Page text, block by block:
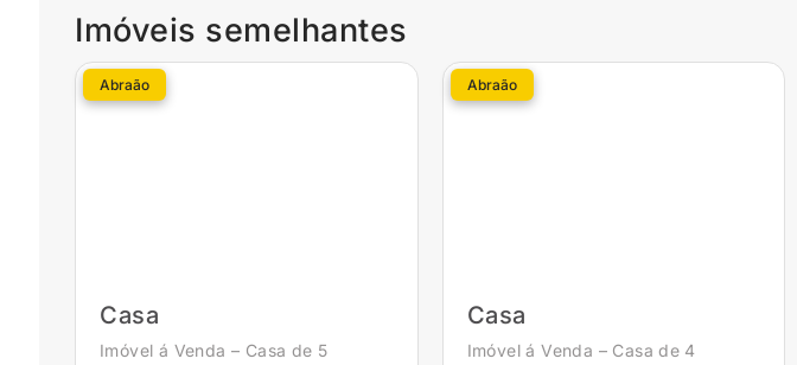
Imóveis semelhantes
Abraão
Casa
Imóvel á Venda – Casa de 5
Abraão
Casa
Imóvel á Venda – Casa de 4